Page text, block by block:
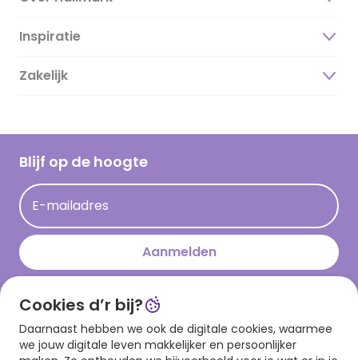
Over ons
Duurzaamheid
Hallmark Kaartclub
Acties
Persberichten
Hallmark en Kinderpostzegels
Inspiratie
Magazine
Cadeau inspiratie
Kaartinspiratie
Zakelijk
Blijf op de hoogte
E-mailadres
Aanmelden
Download onze app
Cookies d’r bij?
Daarnaast hebben we ook de digitale cookies, waarmee
we jouw digitale leven makkelijker en persoonlijker